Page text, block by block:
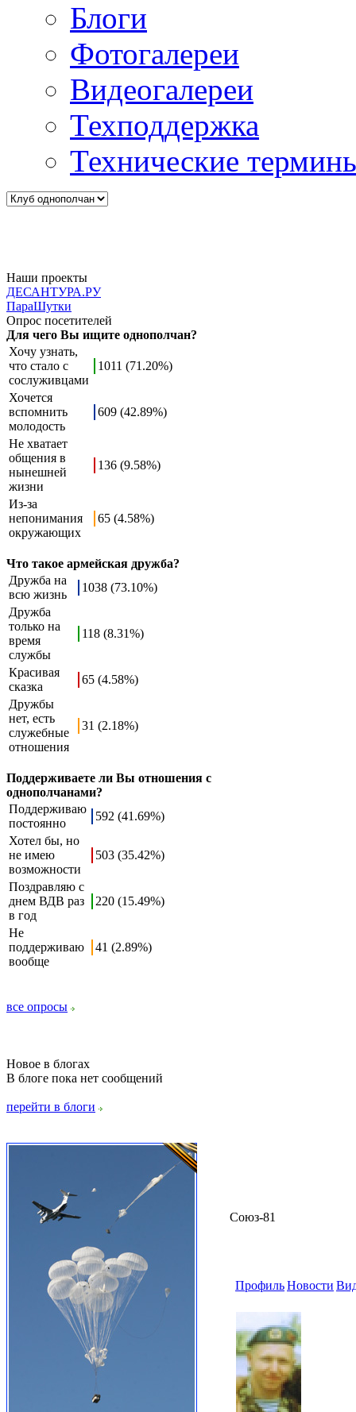
Блоги
Фотогалереи
Видеогалереи
Техподдержка
Технические
Наши проекты
ДЕСАНТУРА.РУ
ПараШутки
Опрос посетителей
Для чего Вы ищите однополчан?
Хочу узнать,
что стало с
сослуживцами
1011 (71.20%)
Хочется
вспомнить
молодость
609 (42.89%)
Не хватает
общения в
нынешней
жизни
136 (9.58%)
Из-за
непонимания
окружающих
65 (4.58%)
Что такое армейская дружба?
Дружба на
всю жизнь
1038 (73.10%)
Дружба
только на
время
службы
118 (8.31%)
Красивая
сказка
65 (4.58%)
Дружбы
нет, есть
служебные
отношения
31 (2.18%)
Поддерживаете ли Вы отношения с
однополчанами?
Поддерживаю
постоянно
592 (41.69%)
Хотел бы, но
не имею
возможности
503 (35.42%)
Поздравляю с
днем ВДВ раз
в год
220 (15.49%)
Не
поддерживаю
вообще
41 (2.89%)
все опросы
Новое в блогах
В блоге пока нет сообщений
перейти в блоги
Союз-81
ПрофильНовости